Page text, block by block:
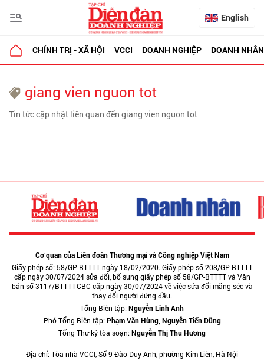
English
CHÍNH TRỊ - XÃ HỘI VCCI DOANH NGHIỆP DOANH NHÂN
giang vien nguon tot
Tin tức cập nhật liên quan đến giang vien nguon tot
Cơ quan của Liên đoàn Thương mại và Công nghiệp Việt Nam
Giấy phép số: 58/GP-BTTTT ngày 18/02/2020. Giấy phép số 208/GP-BTTTT
cấp ngày 30/07/2024 sửa đổi, bổ sung giấy phép số 58/GP-BTTTT và Văn
bản số 3117/BTTTT-CBC cấp ngày 30/07/2024 về việc sửa đổi măng séc và
thay đổi người đứng đầu.
Tổng Biên tập:Nguyễn Linh Anh
Phó Tổng Biên tập:Phạm Văn Hùng, Nguyễn Tiến Dũng
Tổng Thư ký tòa soạn:Nguyễn Thị Thu Hương
Địa chỉ: Tòa nhà VCCI, Số 9 Đào Duy Anh, phường Kim Liên, Hà Nội